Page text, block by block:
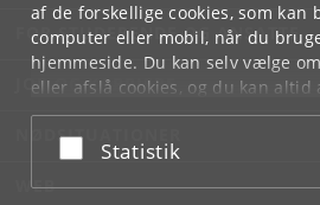
af de forskellige cookies, som kan
computer eller mobil, når du
hjemmeside. Du kan selv vælge
eller afslå cookies, og du kan
underCookie- og privatlivspolitik
bunden af hver side.
Acceptér eller afslå
Statistik
FOR STUDERENDE OG ANSATTE
JOB OG KARRIERE
NØDSITUATIONER
WEB